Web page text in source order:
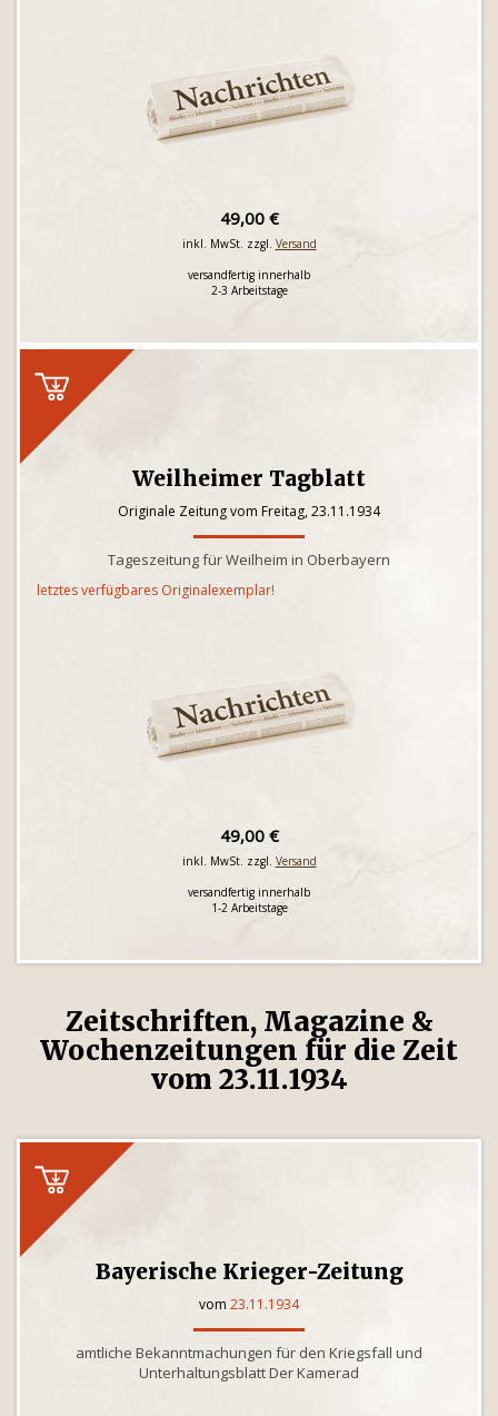
49,00 €
inkl. MwSt. zzgl. Versand
versandfertig innerhalb
2-3 Arbeitstage
Weilheimer Tagblatt
Originale Zeitung vom Freitag, 23.11.1934
Tageszeitung für Weilheim in Oberbayern
letztes verfügbares Originalexemplar!
49,00 €
inkl. MwSt. zzgl. Versand
versandfertig innerhalb
1-2 Arbeitstage
Zeitschriften, Magazine &
Wochenzeitungen für die Zeit
vom 23.11.1934
Bayerische Krieger-Zeitung
vom 23.11.1934
amtliche Bekanntmachungen für den Kriegsfall und
Unterhaltungsblatt Der Kamerad